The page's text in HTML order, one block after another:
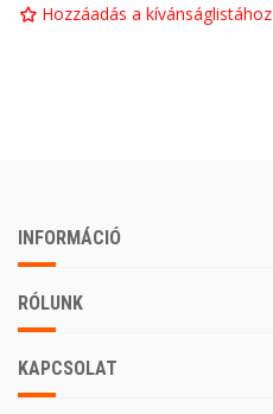
Hozzáadás a kívánságlistához
INFORMÁCIÓ
RÓLUNK
KAPCSOLAT